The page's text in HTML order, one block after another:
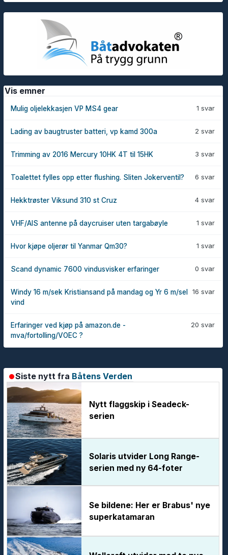
Vis emner
1 svar
Mulig oljelekkasjen VP MS4 gear
2 svar
Lading av baugtruster batteri, vp kamd 300a
3 svar
Trimming av 2016 Mercury 10HK 4T til 15HK
6 svar
Toalettet fylles opp etter flushing. Sliten Jokerventil?
4 svar
Hekktrøster Viksund 310 st Cruz
1 svar
VHF/AIS antenne på daycruiser uten targabøyle
1 svar
Hvor kjøpe oljerør til Yanmar Qm30?
0 svar
Scand dynamic 7600 vindusvisker erfaringer
16 svar
Windy 16 m/sek Kristiansand på mandag og Yr 6 m/sel
vind
20 svar
Erfaringer ved kjøp på amazon.de -
mva/fortolling/VOEC ?
Siste nytt fra Båtens Verden
Nytt flaggskip i Seadeck-
serien
Solaris utvider Long Range-
serien med ny 64-foter
Se bildene: Her er Brabus' nye
superkatamaran